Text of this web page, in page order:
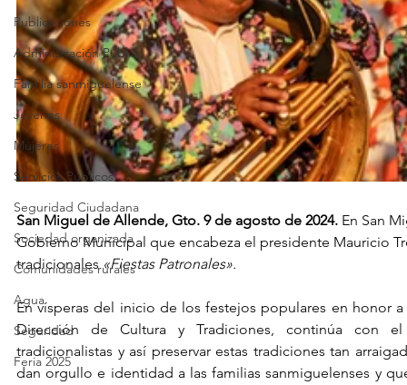
Publicaciones
Administración Pública
Familia sanmiguelense
Jóvenes
Mujeres
Servicios Públicos
Seguridad Ciudadana
Sociedad organizada
Comunidades rurales
Agua
Seguridad
Feria 2025
San Miguel de Allende, Gto. 9 de agosto de 2024. En San
Gobierno Municipal que encabeza el presidente Mauricio
tradicionales «Fiestas Patronales».
En vísperas del inicio de los festejos populares en honor
Dirección de Cultura y Tradiciones, continúa con
tradicionalistas y así preservar estas tradiciones tan
dan orgullo e identidad a las familias sanmiguelenses y